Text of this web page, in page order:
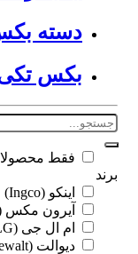
دسته بکس
بکس تکی
فقط محصولات
اینکو (Ingco)
آیرون مکس (Ironmax)
ام ال جی (MLG)
دیوالت (Dewalt)